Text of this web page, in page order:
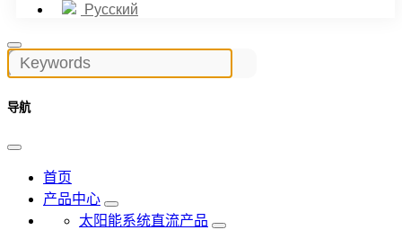
Русский
导航
首页
产品中心
太阳能系统直流产品